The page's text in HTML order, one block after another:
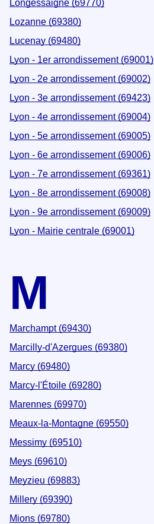
Longessaigne (69770)
Lozanne (69380)
Lucenay (69480)
Lyon - 1er arrondissement (69001)
Lyon - 2e arrondissement (69002)
Lyon - 3e arrondissement (69423)
Lyon - 4e arrondissement (69004)
Lyon - 5e arrondissement (69005)
Lyon - 6e arrondissement (69006)
Lyon - 7e arrondissement (69361)
Lyon - 8e arrondissement (69008)
Lyon - 9e arrondissement (69009)
Lyon - Mairie centrale (69001)
M
Marchampt (69430)
Marcilly-d'Azergues (69380)
Marcy (69480)
Marcy-l'Étoile (69280)
Marennes (69970)
Meaux-la-Montagne (69550)
Messimy (69510)
Meys (69610)
Meyzieu (69883)
Millery (69390)
Mions (69780)